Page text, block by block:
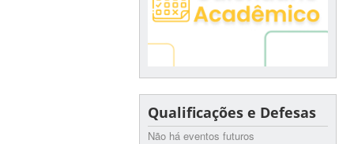
Qualificações e Defesas
Não há eventos futuros